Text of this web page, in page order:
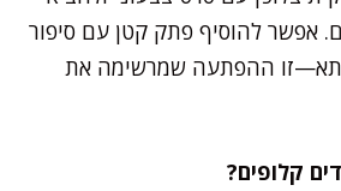
אפשר להוסיף פתק קטן עם סיפור
ההפתעה שמרשימה את